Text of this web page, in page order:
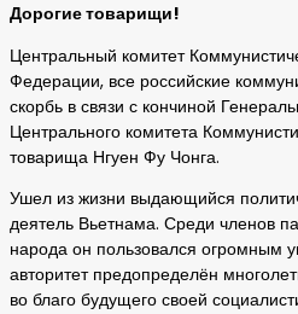
Дорогие товарищи!
Центральный комитет
Федерации, все российские
скорбь в связи с кончиной
Центрального комитета
товарища Нгуен Фу Чонга.
Ушел из жизни выдающийся
деятель Вьетнама. Среди членов
народа он пользовался огромным
авторитет предопределён
во благо будущего своей